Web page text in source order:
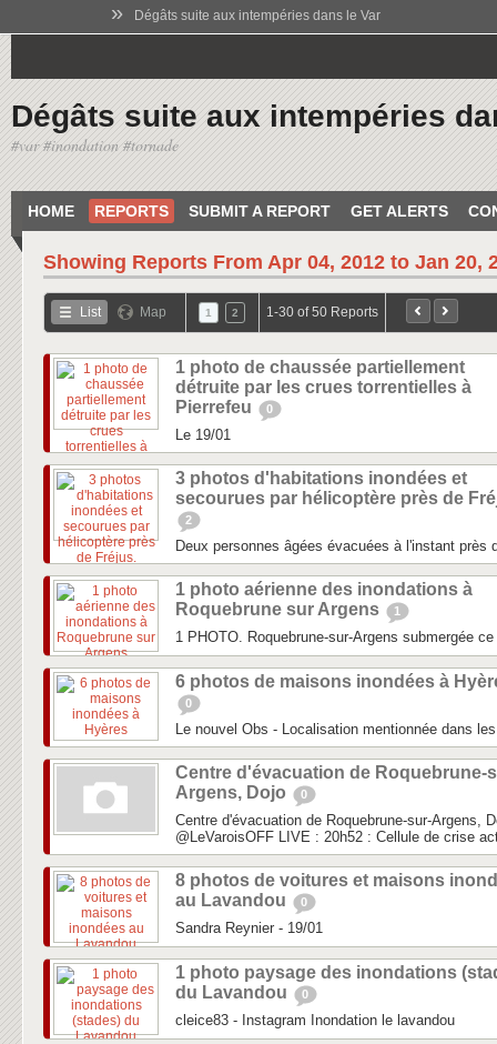
» Dégâts suite aux intempéries dans le Var
Dégâts suite aux intempéries
#var #inondation #tornade
HOME REPORTS SUBMIT A REPORT GET ALERTS
Showing Reports From Apr 04, 2012 to Jan 20,
List Map 1 2 1-30 of 50 Reports
1 photo de chaussée partiellement
détruite par les crues torrentielles à
Pierrefeu
0
Le 19/01
3 photos d'habitations inondées et
secourues par hélicoptère près de
2
Deux personnes âgées évacuées à l'instant près
1 photo aérienne des inondations à
Roquebrune sur Argens
1
1 PHOTO. Roquebrune-sur-Argens submergée
6 photos de maisons inondées à
0
Le nouvel Obs - Localisation mentionnée dans
Centre d'évacuation de Roquebrune-
Argens, Dojo
0
Centre d'évacuation de Roquebrune-sur-Argens,
‏@LeVaroisOFF LIVE : 20h52 : Cellule de crise
8 photos de voitures et maisons
au Lavandou
0
Sandra Reynier - 19/01
1 photo paysage des inondations
du Lavandou
0
cleice83 - Instagram Inondation le lavandou